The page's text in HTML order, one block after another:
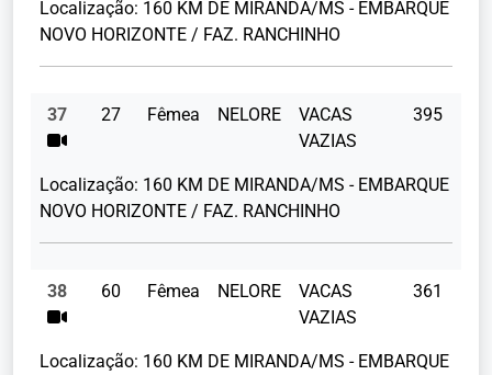
Localização: 160 KM DE MIRANDA/MS - EMBARQUE
NOVO HORIZONTE / FAZ. RANCHINHO
37 27 Fêmea NELORE
VACAS
VAZIAS
395
Localização: 160 KM DE MIRANDA/MS - EMBARQUE
NOVO HORIZONTE / FAZ. RANCHINHO
38 60 Fêmea NELORE
VACAS
VAZIAS
361
Localização: 160 KM DE MIRANDA/MS - EMBARQUE